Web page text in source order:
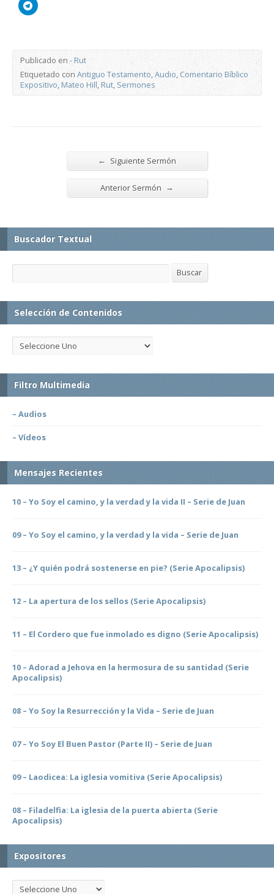
Publicado en- Rut
Etiquetado conAntiguo Testamento,Audio,Comentario Bíblico
Expositivo,Mateo Hill,Rut, Sermones
← Siguiente Sermón
Anterior Sermón →
Buscador Textual
Buscar
Selección de Contenidos
Filtro Multimedia
– Audios
– Vídeos
Mensajes Recientes
10 – Yo Soy el camino, y la verdad y la vida II – Serie de Juan
09 – Yo Soy el camino, y la verdad y la vida – Serie de Juan
13 – ¿Y quién podrá sostenerse en pie? (Serie Apocalipsis)
12 – La apertura de los sellos (Serie Apocalipsis)
11 – El Cordero que fue inmolado es digno (Serie Apocalipsis)
10 – Adorad a Jehova en la hermosura de su santidad (Serie
Apocalipsis)
08 – Yo Soy la Resurrección y la Vida – Serie de Juan
07 – Yo Soy El Buen Pastor (Parte II) – Serie de Juan
09 – Laodicea: La iglesia vomitiva (Serie Apocalipsis)
08 – Filadelfia: La iglesia de la puerta abierta (Serie
Apocalipsis)
Expositores